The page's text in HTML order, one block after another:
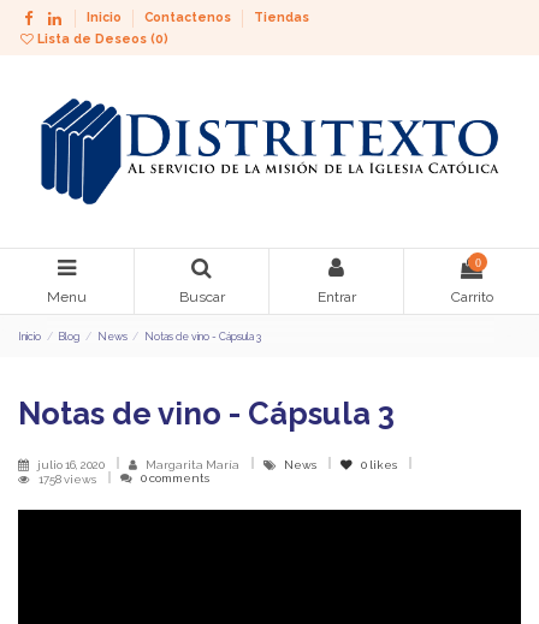
Inicio Contactenos
Tiendas
Lista de Deseos (0)
Menu Buscar Entrar
0
Carrito
Inicio Blog News Notas de vino - Cápsula 3
Notas de vino - Cápsula 3
julio 16, 2020 Margarita María News 0 likes
1758 views
0 comments